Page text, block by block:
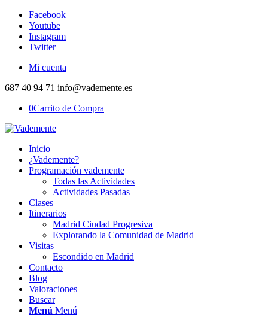
Facebook
Youtube
Instagram
Twitter
Mi cuenta
687 40 94 71 info@vademente.es
0Carrito de Compra
Inicio
¿Vademente?
Programación vademente
Todas las Actividades
Actividades Pasadas
Clases
Itinerarios
Madrid Ciudad Progresiva
Explorando la Comunidad de Madrid
Visitas
Escondido en Madrid
Contacto
Blog
Valoraciones
Buscar
Menú Menú